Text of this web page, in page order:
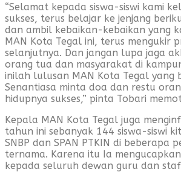
“Selamat kepada siswa-siswi kami
sukses, terus belajar ke jenjang
dan ambil kebaikan-kebaikan yang
MAN Kota Tegal ini, terus mengukir
selanjutnya. Dan jangan lupa jaga
orang tua dan masyarakat di
inilah lulusan MAN Kota Tegal yang
Senantiasa minta doa dan restu
hidupnya sukses,” pinta Tobari
Kepala MAN Kota Tegal juga
tahun ini sebanyak 144 siswa-siswi
SNBP dan SPAN PTKIN di beberapa
ternama. Karena itu Ia
kepada seluruh dewan guru dan